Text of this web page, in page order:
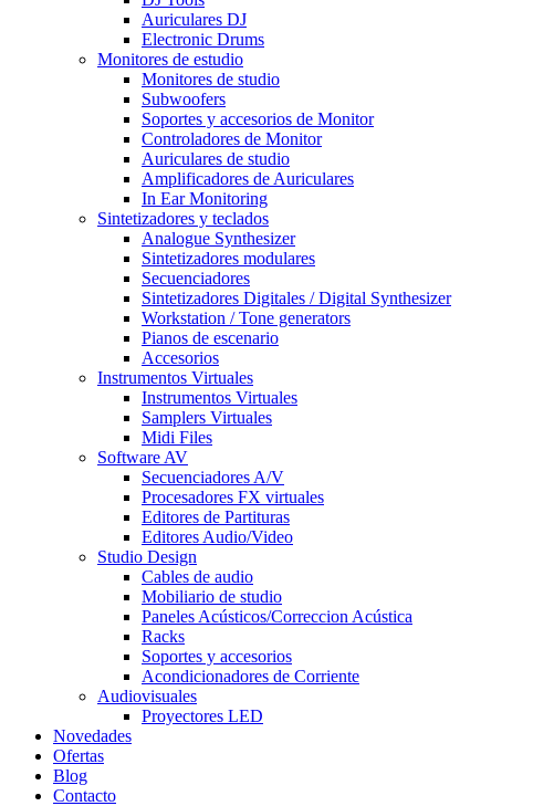
Auriculares DJ
Electronic Drums
Monitores de estudio
Monitores de studio
Subwoofers
Soportes y accesorios de Monitor
Controladores de Monitor
Auriculares de studio
Amplificadores de Auriculares
In Ear Monitoring
Sintetizadores y teclados
Analogue Synthesizer
Sintetizadores modulares
Secuenciadores
Sintetizadores Digitales / Digital Synthesizer
Workstation / Tone generators
Pianos de escenario
Accesorios
Instrumentos Virtuales
Instrumentos Virtuales
Samplers Virtuales
Midi Files
Software AV
Secuenciadores A/V
Procesadores FX virtuales
Editores de Partituras
Editores Audio/Video
Studio Design
Cables de audio
Mobiliario de studio
Paneles Acústicos/Correccion Acústica
Racks
Soportes y accesorios
Acondicionadores de Corriente
Audiovisuales
Proyectores LED
Novedades
Ofertas
Blog
Contacto